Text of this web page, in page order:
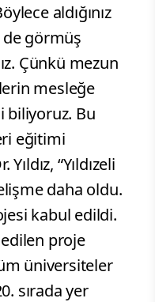
aldığınız
görmüş
Çünkü mezun
mesleğe
biliyoruz. Bu
eğitimi
“Yıldızeli
daha oldu.
kabul edildi.
proje
üniversiteler
sırada yer